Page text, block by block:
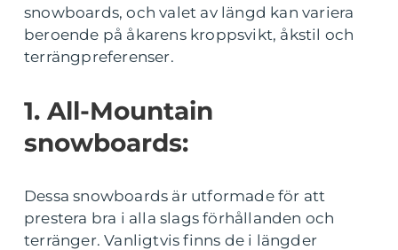
snowboards, och valet av längd kan variera
beroende på åkarens kroppsvikt, åkstil och
terrängpreferenser.
1. All-Mountain
snowboards:
Dessa snowboards är utformade för att
prestera bra i alla slags förhållanden och
terränger. Vanligtvis finns de i längder